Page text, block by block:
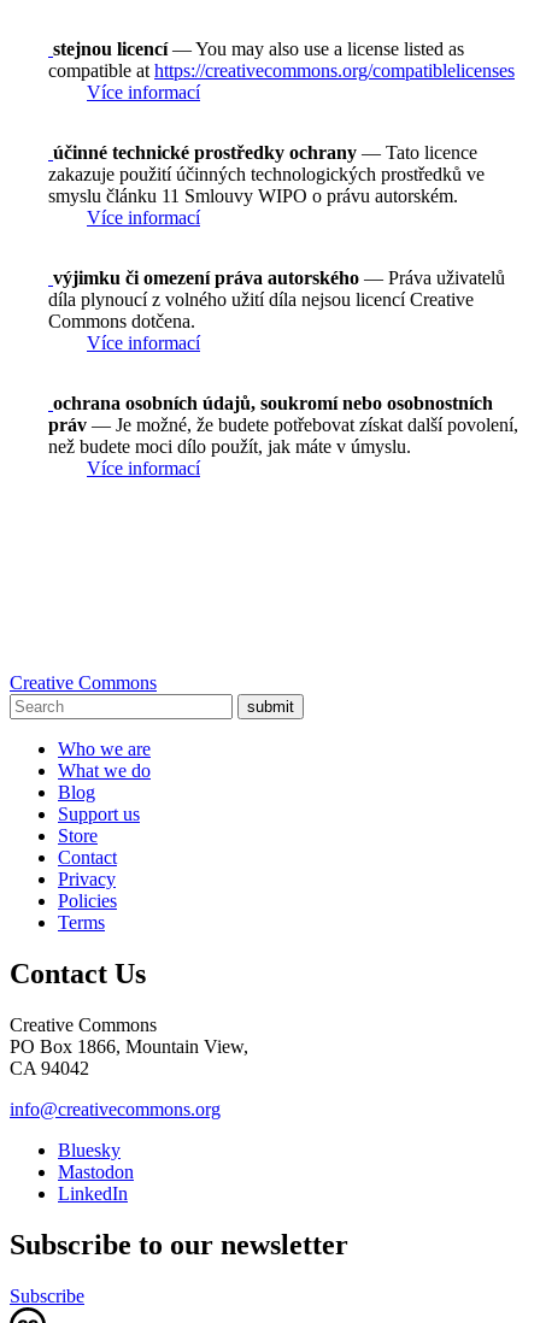
stejnou licencí— You may also use a license listed as
compatible at https://creativecommons.org/compatiblelicenses
Více informací
účinné technické prostředky ochrany — Tato licence
zakazuje použití účinných technologických prostředků ve
smyslu článku 11 Smlouvy WIPO o právu autorském.
Více informací
výjimku či omezení práva autorského — Práva uživatelů
díla plynoucí z volného užití díla nejsou licencí Creative
Commons dotčena.
Více informací
ochrana osobních údajů, soukromí nebo osobnostních
práv — Je možné, že budete potřebovat získat další povolení,
než budete moci dílo použít, jak máte v úmyslu.
Více informací
Creative Commons
submit
Who we are
What we do
Blog
Support us
Store
Contact
Privacy
Policies
Terms
Contact Us
Creative Commons
PO Box 1866, Mountain View,
CA 94042
info@creativecommons.org
Bluesky
Mastodon
LinkedIn
Subscribe to our newsletter
Subscribe